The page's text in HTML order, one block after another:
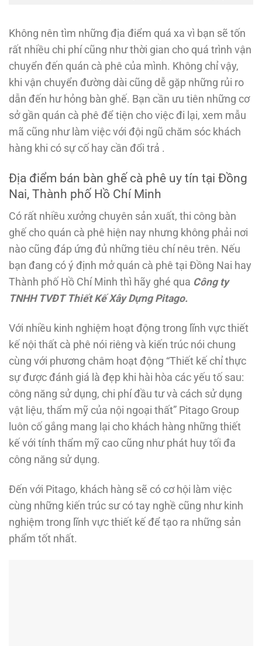
Không nên tìm những địa điểm quá xa vì bạn sẽ tốn
rất nhiều chi phí cũng như thời gian cho quá trình vận
chuyển đến quán cà phê của mình. Không chỉ vậy,
khi vận chuyển đường dài cũng dễ gặp những rủi ro
dẫn đến hư hỏng bàn ghế. Bạn cần ưu tiên những cơ
sở gần quán cà phê để tiện cho việc đi lại, xem mẫu
mã cũng như làm việc với đội ngũ chăm sóc khách
hàng khi có sự cố hay cần đổi trả .
Địa điểm bán bàn ghế cà phê uy tín tại Đồng
Nai, Thành phố Hồ Chí Minh
Có rất nhiều xưởng chuyên sản xuất, thi công bàn
ghế cho quán cà phê hiện nay nhưng không phải nơi
nào cũng đáp ứng đủ những tiêu chí nêu trên. Nếu
bạn đang có ý định mở quán cà phê tại Đồng Nai hay
Thành phố Hồ Chí Minh thì hãy ghé qua Công ty
TNHH TVĐT Thiết Kế Xây Dựng Pitago.
Với nhiều kinh nghiệm hoạt động trong lĩnh vực thiết
kế nội thất cà phê nói riêng và kiến trúc nói chung
cùng với phương châm hoạt động “Thiết kế chỉ thực
sự được đánh giá là đẹp khi hài hòa các yếu tố sau:
công năng sử dụng, chi phí đầu tư và cách sử dụng
vật liệu, thẩm mỹ của nội ngoại thất” Pitago Group
luôn cố gắng mang lại cho khách hàng những thiết
kế với tính thẩm mỹ cao cũng như phát huy tối đa
công năng sử dụng.
Đến với Pitago, khách hàng sẽ có cơ hội làm việc
cùng những kiến trúc sư có tay nghề cũng như kinh
nghiệm trong lĩnh vực thiết kế để tạo ra những sản
phẩm tốt nhất.